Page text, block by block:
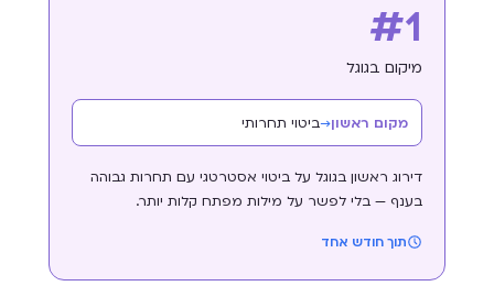
#1
מיקום בגוגל
ביטוי תחרותי→מקום ראשון
דירוג ראשון בגוגל על ביטוי אסטרטגי עם תחרות גבוהה
בענף — בלי לפשר על מילות מפתח קלות יותר.
תוך חודש אחד